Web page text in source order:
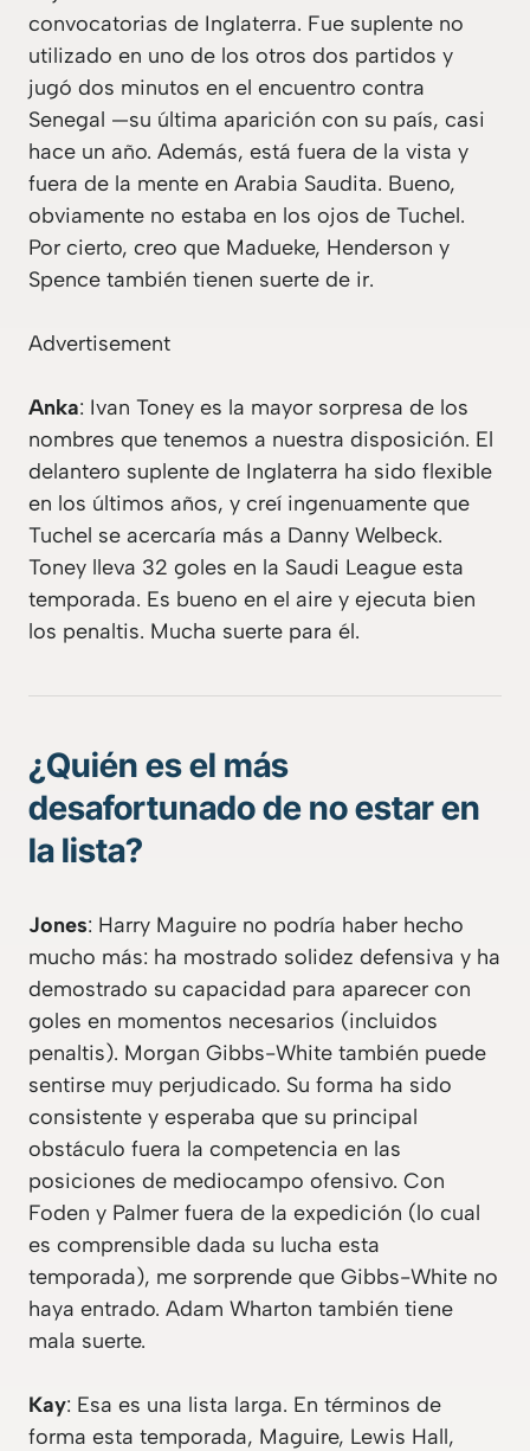
convocatorias de Inglaterra. Fue suplente no
utilizado en uno de los otros dos partidos y
jugó dos minutos en el encuentro contra
Senegal —su última aparición con su país, casi
hace un año. Además, está fuera de la vista y
fuera de la mente en Arabia Saudita. Bueno,
obviamente no estaba en los ojos de Tuchel.
Por cierto, creo que Madueke, Henderson y
Spence también tienen suerte de ir.
Advertisement
Anka: Ivan Toney es la mayor sorpresa de los
nombres que tenemos a nuestra disposición. El
delantero suplente de Inglaterra ha sido flexible
en los últimos años, y creí ingenuamente que
Tuchel se acercaría más a Danny Welbeck.
Toney lleva 32 goles en la Saudi League esta
temporada. Es bueno en el aire y ejecuta bien
los penaltis. Mucha suerte para él.
¿Quién es el más
desafortunado de no estar en
la lista?
Jones: Harry Maguire no podría haber hecho
mucho más: ha mostrado solidez defensiva y ha
demostrado su capacidad para aparecer con
goles en momentos necesarios (incluidos
penaltis). Morgan Gibbs-White también puede
sentirse muy perjudicado. Su forma ha sido
consistente y esperaba que su principal
obstáculo fuera la competencia en las
posiciones de mediocampo ofensivo. Con
Foden y Palmer fuera de la expedición (lo cual
es comprensible dada su lucha esta
temporada), me sorprende que Gibbs-White no
haya entrado. Adam Wharton también tiene
mala suerte.
Kay: Esa es una lista larga. En términos de
forma esta temporada, Maguire, Lewis Hall,